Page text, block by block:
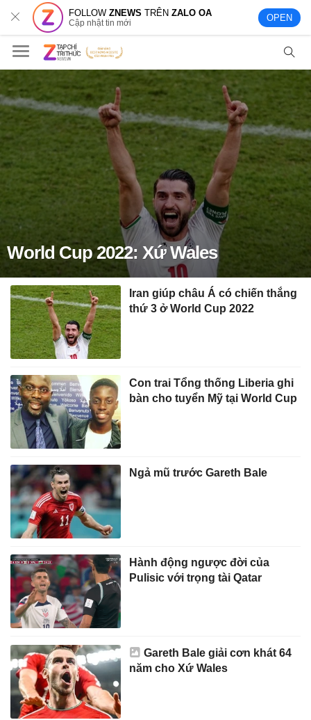
FOLLOWZNEWS TRÊNZALO OA
Cập nhật tin mới OPEN
World Cup 2022: Xứ Wales
Iran giúp châu Á có chiến thắng
thứ 3 ở World Cup 2022
Con trai Tổng thống Liberia ghi
bàn cho tuyển Mỹ tại World Cup
Ngả mũ trước Gareth Bale
Hành động ngược đời của
Pulisic với trọng tài Qatar
Gareth Bale giải cơn khát 64
năm cho Xứ Wales